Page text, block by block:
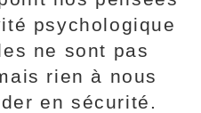
psychologique
ne sont pas
rien à nous
en sécurité.